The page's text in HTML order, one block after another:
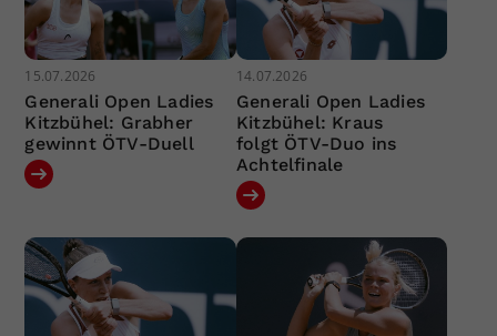
15.07.2026
Generali Open Ladies
Kitzbühel: Grabher
gewinnt ÖTV-Duell
14.07.2026
Generali Open Ladies
Kitzbühel: Kraus
folgt ÖTV-Duo ins
Achtelfinale